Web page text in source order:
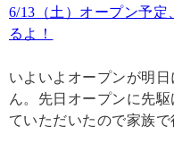
6/13（土）オープン予
るよ！
いよいよオープンが明
ん。先日オープンに先
ていただいたので家族で